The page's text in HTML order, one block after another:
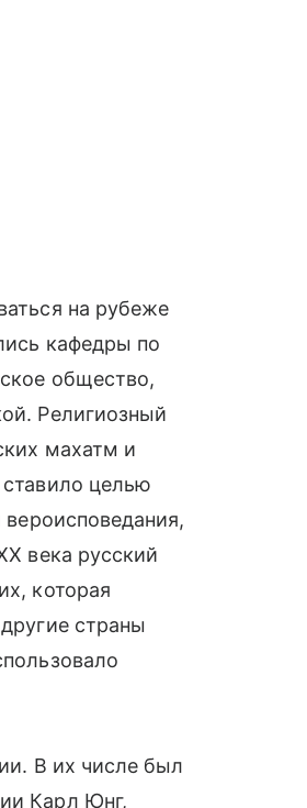
на рубеже
кафедры по
общество,
Религиозный
махатм и
целью
века русский
которая
страны
В их числе был
Карл Юнг,